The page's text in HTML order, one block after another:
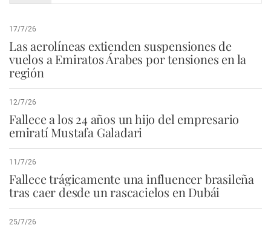
17/7/26
Las aerolíneas extienden suspensiones de
vuelos a Emiratos Árabes por tensiones en la
región
12/7/26
Fallece a los 24 años un hijo del empresario
emiratí Mustafa Galadari
11/7/26
Fallece trágicamente una influencer brasileña
tras caer desde un rascacielos en Dubái
25/7/26